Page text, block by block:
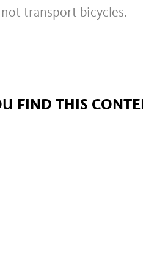
not transport bicycles.
FIND THIS